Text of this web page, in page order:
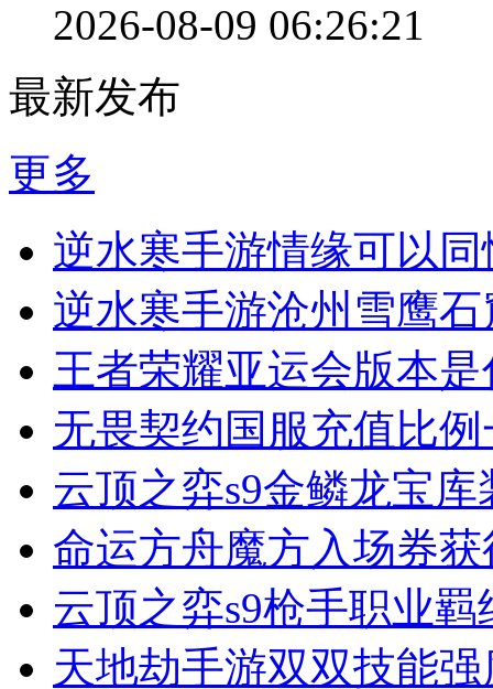
2026-08-09 06:26:21
最新发布
更多
逆水寒手游情缘可以同
逆水寒手游沧州雪鹰
王者荣耀亚运会版本是
无畏契约国服充值比例
云顶之弈s9金鳞龙宝库
命运方舟魔方入场券
云顶之弈s9枪手职业羁
天地劫手游双双技能